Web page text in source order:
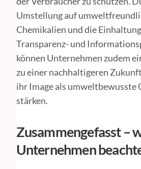
Umstellung auf
Chemikalien und die
Transparenz- und
können Unternehmen zudem
zu einer nachhaltigeren
ihr Image als umweltbewusste
stärken.
Zusammengefasst –
Unternehmen